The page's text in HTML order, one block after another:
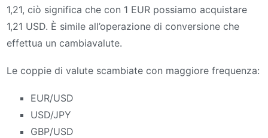
1,21, ciò significa che con 1 EUR possiamo acquistare
1,21 USD. È simile all’operazione di conversione che
effettua un cambiavalute.
Le coppie di valute scambiate con maggiore frequenza:
EUR/USD
USD/JPY
GBP/USD